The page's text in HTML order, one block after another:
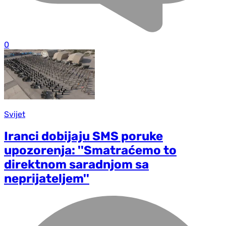
0
Svijet
Iranci dobijaju SMS poruke
upozorenja: ''Smatraćemo to
direktnom saradnjom sa
neprijateljem''